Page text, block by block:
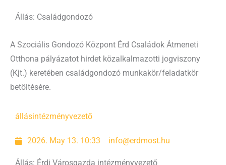
Állás: Családgondozó
A Szociális Gondozó Központ Érd Családok Átmeneti
Otthona pályázatot hirdet közalkalmazotti jogviszony
(Kjt.) keretében családgondozó munkakör/feladatkör
betöltésére.
állásintézményvezető
2026. May 13. 10:33 info@erdmost.hu
Állás: Érdi Városgazda intézményvezető